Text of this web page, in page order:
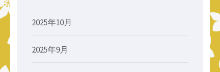
2025年10月
2025年9月